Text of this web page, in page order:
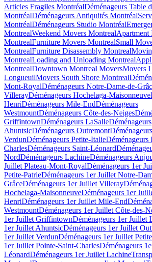
Articles Fragiles MontréalDéménageurs Table
MontréalDéménageurs Antiquités Montréal
MontréalDéménageurs Studio Montréal
MontrealWeekend Movers MontrealApartment
MontrealFurniture Movers MontrealSmall
MontrealFurniture Disassembly Montreal
MontrealLoading and Unloading Montreal
MontrealDowntown Montreal MoversMovers
LongueuilMovers South Shore Montreal
Mont-RoyalDéménageurs Notre-Dame-de-
VillerayDéménageurs Hochelaga-Maisonneuve
HenriDéménageurs Mile-EndDéménageurs
WestmountDéménageurs Côte-des-Neiges
GriffintownDéménageurs LaSalleDéménageurs
AhuntsicDéménageurs OutremontDéménageurs
VerdunDéménageurs Petite-ItalieDéménageurs
CharlesDéménageurs Saint-Léonard
NordDéménageurs LachineDéménageurs
Juillet Plateau-Mont-RoyalDéménageurs 1er
Petite-PatrieDéménageurs 1er Juillet Notre-
GrâceDéménageurs 1er Juillet Villeray
Hochelaga-MaisonneuveDéménageurs 1er
HenriDéménageurs 1er Juillet Mile-End
WestmountDéménageurs 1er Juillet Côte-des-
1er Juillet GriffintownDéménageurs 1er Juillet
1er Juillet AhuntsicDéménageurs 1er Juillet
1er Juillet VerdunDéménageurs 1er Juillet
1er Juillet Pointe-Saint-CharlesDéménageurs
LéonardDéménageurs 1er Juillet Lachine